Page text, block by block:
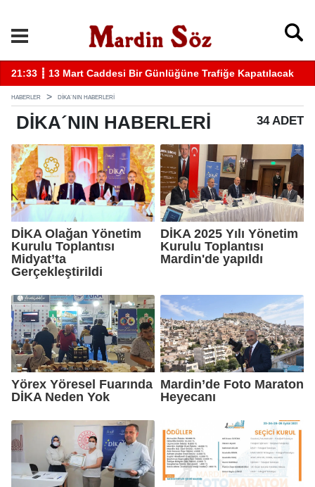
11:57 ┋ Midyat’ta bıçaklı kavga can aldı
HABERLER DİKA´NIN HABERLERI
DİKA´NIN HABERLERI 34 ADET
DİKA Olağan Yönetim
Kurulu Toplantısı
Midyat’ta
Gerçekleştirildi
DİKA 2025 Yılı Yönetim
Kurulu Toplantısı
Mardin'de yapıldı
Yörex Yöresel Fuarında
DİKA Neden Yok
Mardin’de Foto Maraton
Heyecanı